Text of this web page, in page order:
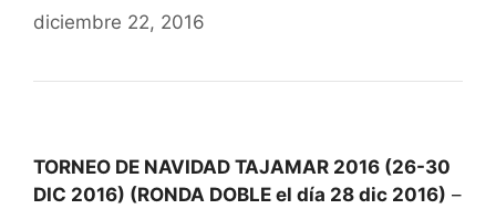
diciembre 22, 2016
TORNEO DE NAVIDAD TAJAMAR 2016 (26-30
DIC 2016) (RONDA DOBLE el día 28 dic 2016) –